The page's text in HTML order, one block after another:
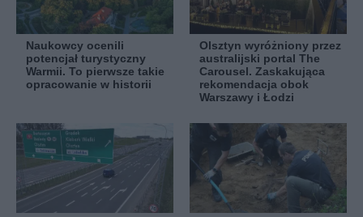
Naukowcy ocenili
potencjał turystyczny
Warmii. To pierwsze takie
opracowanie w historii
Olsztyn wyróżniony przez
australijski portal The
Carousel. Zaskakująca
rekomendacja obok
Warszawy i Łodzi